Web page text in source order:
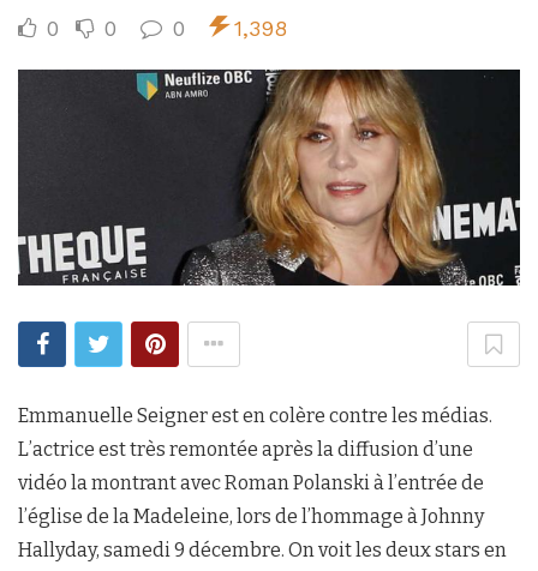
0 0 0 1,398
Emmanuelle Seigner est en colère contre les médias.
L’actrice est très remontée après la diffusion d’une
vidéo la montrant avec Roman Polanski à l’entrée de
l’église de la Madeleine, lors de l’hommage à Johnny
Hallyday, samedi 9 décembre. On voit les deux stars en